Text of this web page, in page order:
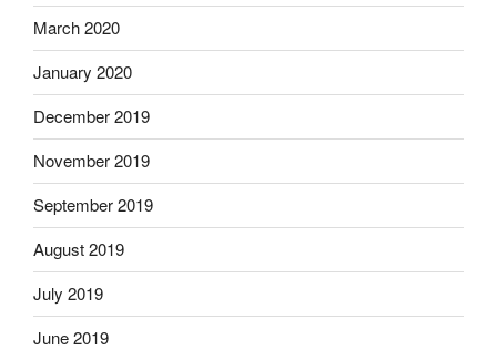
March 2020
January 2020
December 2019
November 2019
September 2019
August 2019
July 2019
June 2019